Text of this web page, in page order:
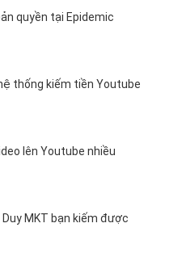
quyền tại Epidemic
thống kiếm tiền Youtube
lên Youtube nhiều
MKT bạn kiếm được